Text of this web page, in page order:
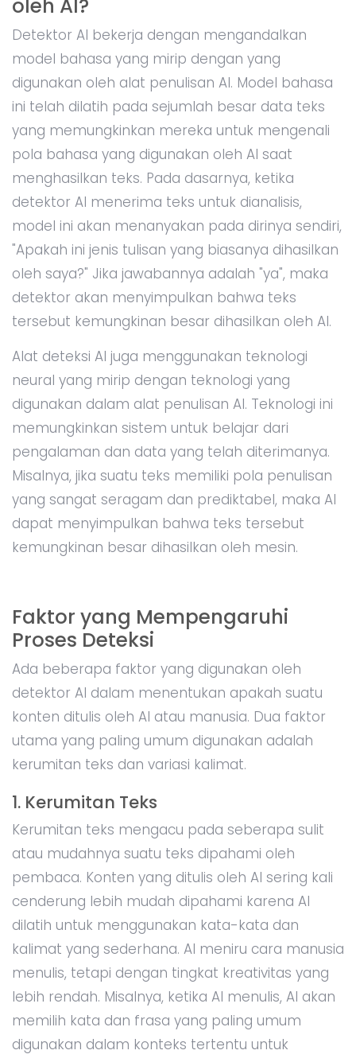
oleh AI?
Detektor AI bekerja dengan mengandalkan
model bahasa yang mirip dengan yang
digunakan oleh alat penulisan AI. Model bahasa
ini telah dilatih pada sejumlah besar data teks
yang memungkinkan mereka untuk mengenali
pola bahasa yang digunakan oleh AI saat
menghasilkan teks. Pada dasarnya, ketika
detektor AI menerima teks untuk dianalisis,
model ini akan menanyakan pada dirinya sendiri,
"Apakah ini jenis tulisan yang biasanya dihasilkan
oleh saya?" Jika jawabannya adalah "ya", maka
detektor akan menyimpulkan bahwa teks
tersebut kemungkinan besar dihasilkan oleh AI.
Alat deteksi AI juga menggunakan teknologi
neural yang mirip dengan teknologi yang
digunakan dalam alat penulisan AI. Teknologi ini
memungkinkan sistem untuk belajar dari
pengalaman dan data yang telah diterimanya.
Misalnya, jika suatu teks memiliki pola penulisan
yang sangat seragam dan prediktabel, maka AI
dapat menyimpulkan bahwa teks tersebut
kemungkinan besar dihasilkan oleh mesin.
Faktor yang Mempengaruhi
Proses Deteksi
Ada beberapa faktor yang digunakan oleh
detektor AI dalam menentukan apakah suatu
konten ditulis oleh AI atau manusia. Dua faktor
utama yang paling umum digunakan adalah
kerumitan teks dan variasi kalimat.
1. Kerumitan Teks
Kerumitan teks mengacu pada seberapa sulit
atau mudahnya suatu teks dipahami oleh
pembaca. Konten yang ditulis oleh AI sering kali
cenderung lebih mudah dipahami karena AI
dilatih untuk menggunakan kata-kata dan
kalimat yang sederhana. AI meniru cara manusia
menulis, tetapi dengan tingkat kreativitas yang
lebih rendah. Misalnya, ketika AI menulis, AI akan
memilih kata dan frasa yang paling umum
digunakan dalam konteks tertentu untuk